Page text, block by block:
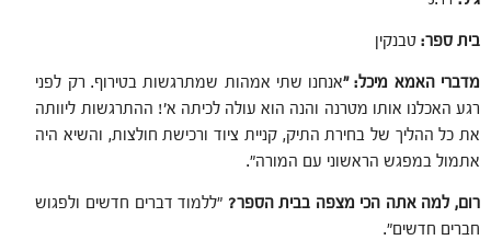
בית ספר: טבנקין
מדברי האמא מיכל: "אנחנו שתי אמהות שמתרגשות בטירוף. רק לפני
רגע האכלנו אותו מטרנה והנה הוא עולה לכיתה א'! ההתרגשות ליוותה
את כל ההליך של בחירת התיק, קניית ציוד ורכישת חולצות, והשיא היה
אתמול במפגש הראשוני עם המורה".
רום, למה אתה הכי מצפה בבית הספר? "ללמוד דברים חדשים ולפגוש
חברים חדשים".